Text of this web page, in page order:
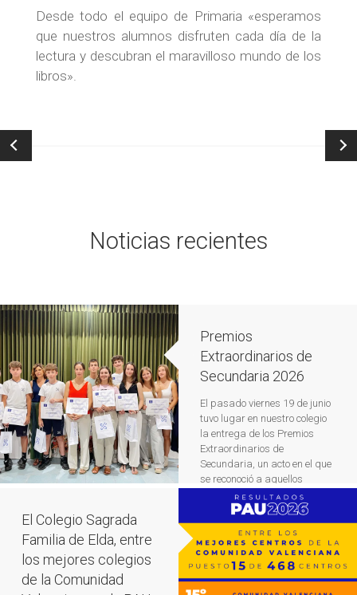
Desde todo el equipo de Primaria «esperamos
que nuestros alumnos disfruten cada día de la
lectura y descubran el maravilloso mundo de los
libros».
Post
Noticias recientes
Premios
Extraordinarios de
Secundaria 2026
El pasado viernes 19 de junio
tuvo lugar en nuestro colegio
la entrega de los Premios
Extraordinarios de
Secundaria, un acto en el que
se reconoció a aquellos
alumnos que han destacado
a lo largo del curso por
sus méritos académicos,
deportivos y por la
ejemplaridad de sus valores
humanos. Durante la
ceremonia, se puso en […]Leer
El Colegio Sagrada
Familia de Elda, entre
los mejores colegios
de la Comunidad